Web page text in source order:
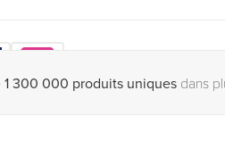
1 300 000 produits uniquesdans